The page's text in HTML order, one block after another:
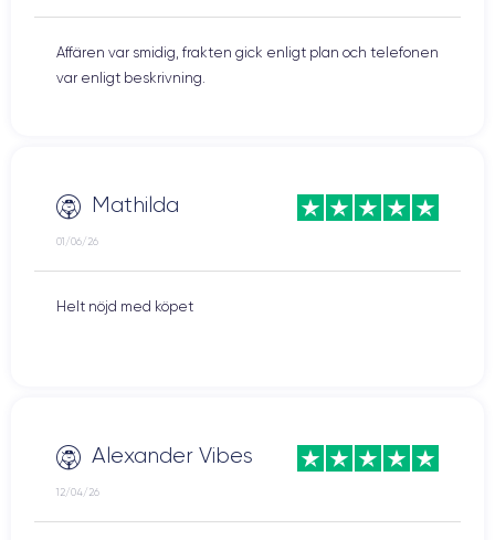
Affären var smidig, frakten gick enligt plan och telefonen
var enligt beskrivning.
Mathilda
01/06/26
Helt nöjd med köpet
Alexander Vibes
12/04/26